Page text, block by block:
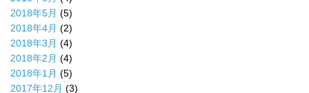
2018年5月 (5)
2018年4月 (2)
2018年3月 (4)
2018年2月 (4)
2018年1月 (5)
2017年12月 (3)